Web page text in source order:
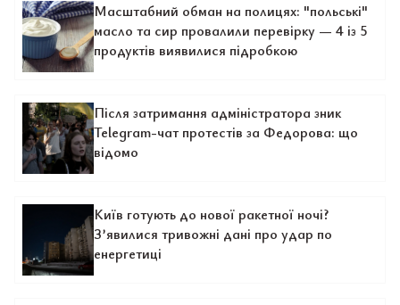
Масштабний обман на полицях: "польські"
масло та сир провалили перевірку — 4 із 5
продуктів виявилися підробкою
Після затримання адміністратора зник
Telegram-чат протестів за Федорова: що
відомо
Київ готують до нової ракетної ночі?
З’явилися тривожні дані про удар по
енергетиці